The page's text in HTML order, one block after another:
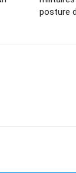
posture